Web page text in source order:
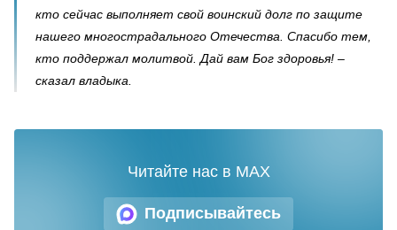
кто сейчас выполняет свой воинский долг по защите
нашего многострадального Отечества. Спасибо тем,
кто поддержал молитвой. Дай вам Бог здоровья! –
сказал владыка.
Подписывайтесь
Читайте нас в MAX